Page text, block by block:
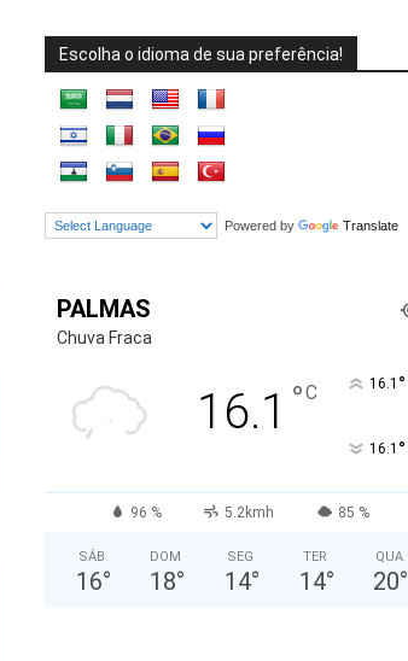
Escolha o idioma de sua preferência!
Powered by Translate
PALMAS
Chuva Fraca
16.1 °C 16.1 °
16.1 °
96 % 5.2kmh 85 %
SÁB
16°
DOM
18°
SEG
14°
TER
14°
QUA
20°